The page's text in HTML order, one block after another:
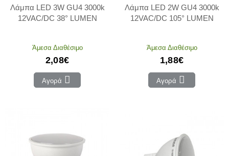
Λάμπα LED 3W GU4 3000k
12VAC/DC 38° LUMEN
Άμεσα Διαθέσιμο
2,08€
Αγορά
Λάμπα LED 2W GU4 3000k
12VAC/DC 105° LUMEN
Άμεσα Διαθέσιμο
1,88€
Αγορά